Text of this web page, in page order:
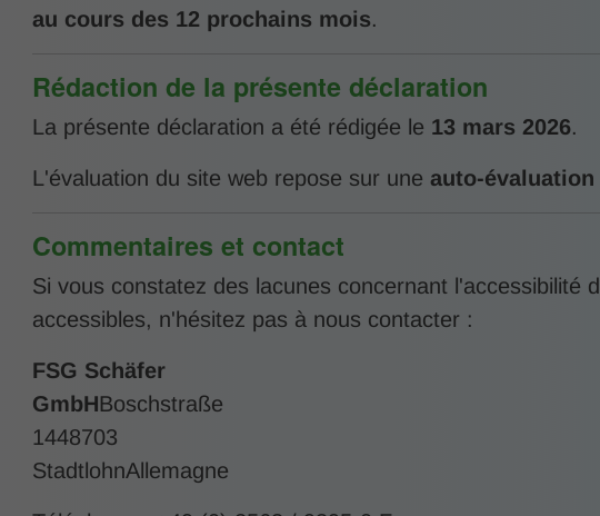
au cours des 12 prochains mois.
Rédaction de la présente déclaration
La présente déclaration a été rédigée le 13 mars 2026.
L'évaluation du site web repose sur une auto-
Commentaires et contact
Si vous constatez des lacunes concernant
accessibles, n'hésitez pas à nous contacter :
FSG Schäfer
GmbHBoschstraße
1448703
StadtlohnAllemagne